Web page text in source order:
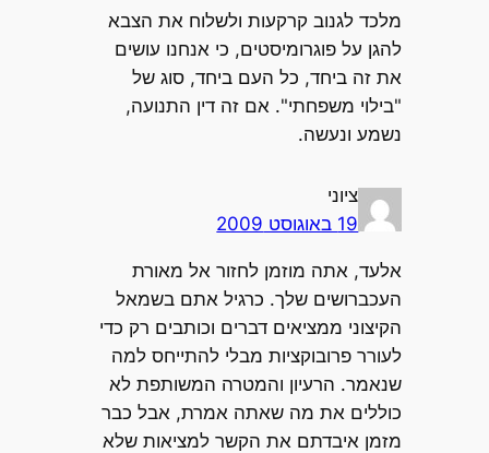
מלכד לגנוב קרקעות ולשלוח את הצבא
להגן על פוגרומיסטים, כי אנחנו עושים
את זה ביחד, כל העם ביחד, סוג של
"בילוי משפחתי". אם זה דין התנועה,
נשמע ונעשה.
ציוני
19 באוגוסט 2009
אלעד, אתה מוזמן לחזור אל מאורת
העכברושים שלך. כרגיל אתם בשמאל
הקיצוני ממציאים דברים וכותבים רק כדי
לעורר פרובוקציות מבלי להתייחס למה
שנאמר. הרעיון והמטרה המשותפת לא
כוללים את מה שאתה אמרת, אבל כבר
מזמן איבדתם את הקשר למציאות שלא